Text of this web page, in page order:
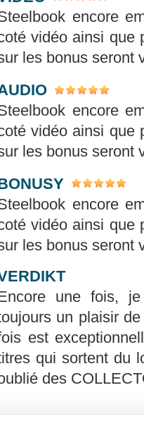
encore
vidéo ainsi que
les bonus seront
encore
vidéo ainsi que
les bonus seront
encore
vidéo ainsi que
les bonus seront
une fois,
un plaisir
est
qui sortent du
des